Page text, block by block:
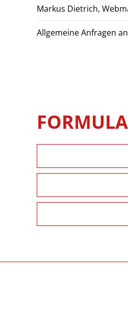
Markus Dietrich,
Allgemeine Anfragen